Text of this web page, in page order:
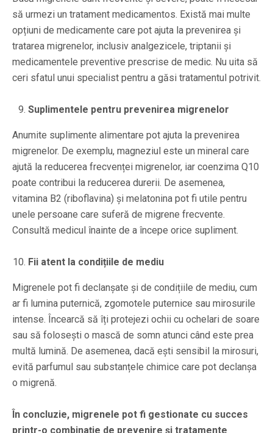
să urmezi un tratament medicamentos. Există mai multe
opțiuni de medicamente care pot ajuta la prevenirea și
tratarea migrenelor, inclusiv analgezicele, triptanii și
medicamentele preventive prescrise de medic. Nu uita să
ceri sfatul unui specialist pentru a găsi tratamentul potrivit.
Suplimentele pentru prevenirea migrenelor
Anumite suplimente alimentare pot ajuta la prevenirea
migrenelor. De exemplu, magneziul este un mineral care
ajută la reducerea frecvenței migrenelor, iar coenzima Q10
poate contribui la reducerea durerii. De asemenea,
vitamina B2 (riboflavina) și melatonina pot fi utile pentru
unele persoane care suferă de migrene frecvente.
Consultă medicul înainte de a începe orice supliment.
Fii atent la condițiile de mediu
Migrenele pot fi declanșate și de condițiile de mediu, cum
ar fi lumina puternică, zgomotele puternice sau mirosurile
intense. Încearcă să îți protejezi ochii cu ochelari de soare
sau să folosești o mască de somn atunci când este prea
multă lumină. De asemenea, dacă ești sensibil la mirosuri,
evită parfumul sau substanțele chimice care pot declanșa
o migrenă.
În concluzie, migrenele pot fi gestionate cu succes
printr-o combinație de prevenire și tratamente